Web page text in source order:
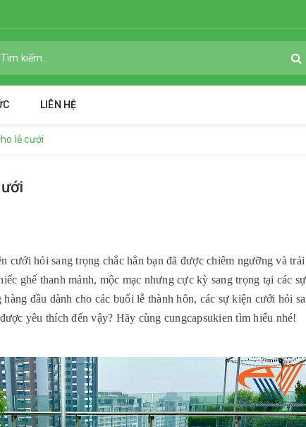
LIÊN HỆ
lễ cưới
cưới hỏi sang trọng chắc hẳn bạn đã được chiêm ngưỡng và
ghế thanh mảnh, mộc mạc nhưng cực kỳ sang trọng tại các
đầu dành cho các buổi lễ thành hôn, các sự kiện cưới hỏi
yêu thích đến vậy? Hãy cùng cungcapsukien tìm hiểu nhé!